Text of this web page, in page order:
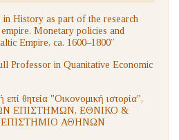
History as part of the research
Monetary policies and
Empire, ca. 1600–1800”
Professor in Quanitative Economic
θητεία "Οικονομική ιστορία",
ΕΠΙΣΤΗΜΩΝ, ΕΘΝΙΚΟ &
ΑΘΗΝΩΝ